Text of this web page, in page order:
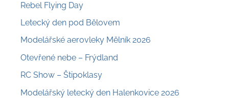
Rebel Flying Day
Letecký den pod Bělovem
Modelářské aerovleky Mělník 2026
Otevřené nebe – Frýdland
RC Show – Štipoklasy
Modelářský letecký den Halenkovice 2026